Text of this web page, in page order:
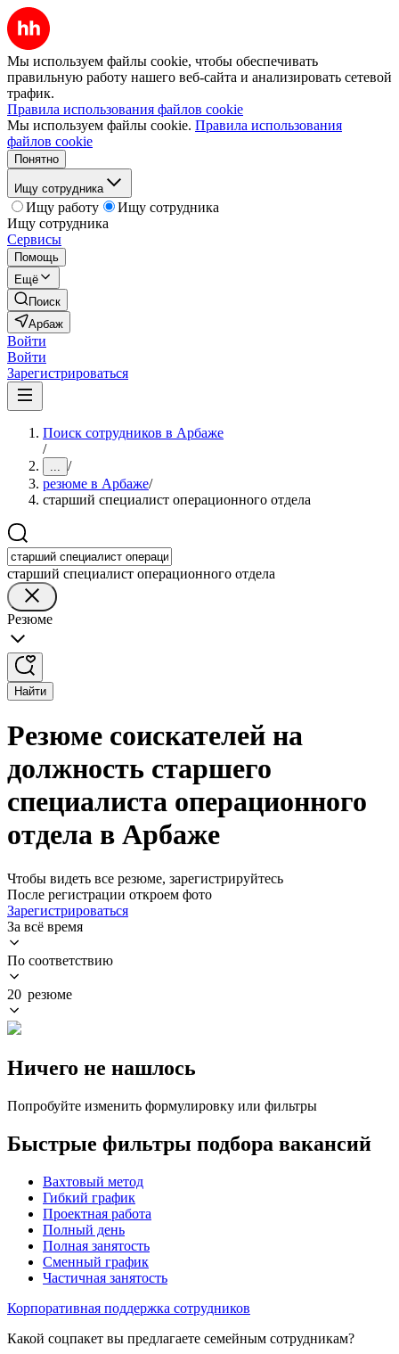
Мы используем файлы cookie, чтобы обеспечивать
правильную работу нашего веб-сайта и анализировать сетевой
трафик.
Правила использования файлов cookie
Мы используем файлы cookie. Правила использования
файлов cookie
Понятно
Ищу сотрудника
Ищу работу
Ищу сотрудника
Ищу сотрудника
Сервисы
Помощь
Ещё
Поиск
Арбаж
Войти
Войти
Зарегистрироваться
Поиск сотрудников в Арбаже
/
... /
резюме в Арбаже/
старший специалист операционного отдела
старший специалист операционного отдела
Резюме
Найти
Резюме соискателей на
должность старшего
специалиста операционного
отдела в Арбаже
Чтобы видеть все резюме, зарегистрируйтесь
После регистрации откроем фото
Зарегистрироваться
За всё время
По соответствию
20 резюме
Ничего не нашлось
Попробуйте изменить формулировку или фильтры
Быстрые фильтры подбора вакансий
Вахтовый метод
Гибкий график
Проектная работа
Полный день
Полная занятость
Сменный график
Частичная занятость
Корпоративная поддержка сотрудников
Какой соцпакет вы предлагаете семейным сотрудникам?